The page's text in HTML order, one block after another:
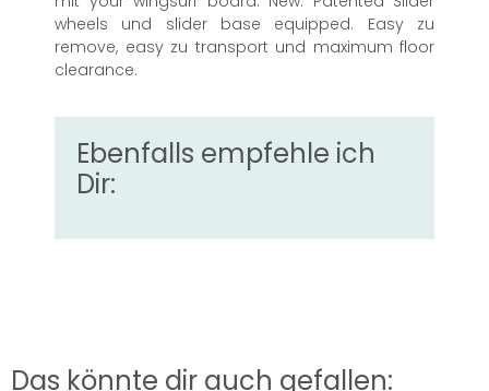
wheels und slider base equipped. Easy zu
remove, easy zu transport und maximum floor
clearance.
Ebenfalls empfehle ich
Dir:
Das könnte dir auch gefallen: